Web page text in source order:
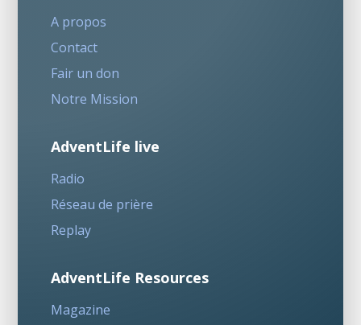
A propos
Contact
Fair un don
Notre Mission
AdventLife live
Radio
Réseau de prière
Replay
AdventLife Resources
Magazine